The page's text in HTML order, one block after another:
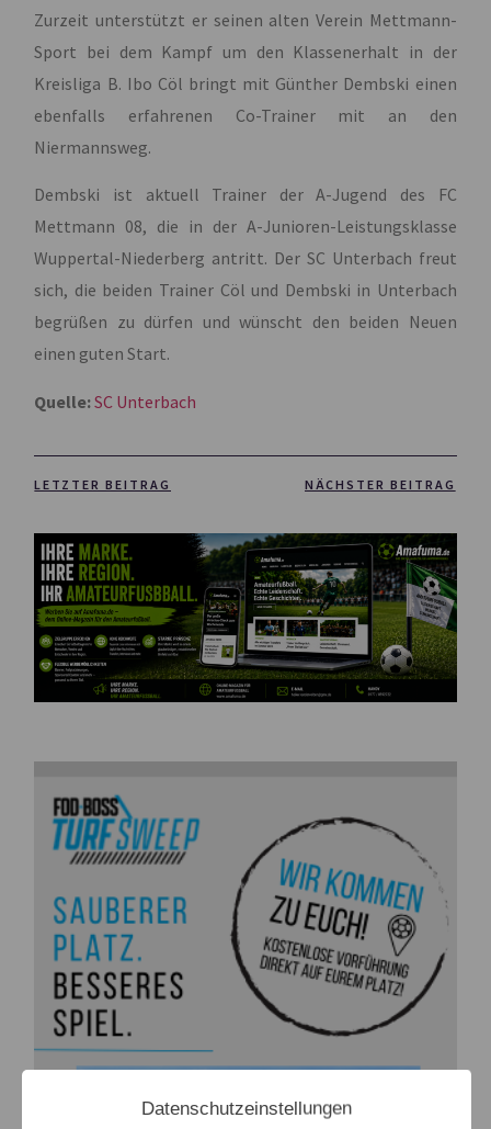
Zurzeit unterstützt er seinen alten Verein Mettmann-
Sport bei dem Kampf um den Klassenerhalt in der
Kreisliga B. Ibo Cöl bringt mit Günther Dembski einen
ebenfalls erfahrenen Co-Trainer mit an den
Niermannsweg.
Dembski ist aktuell Trainer der A-Jugend des FC
Mettmann 08, die in der A-Junioren-Leistungsklasse
Wuppertal-Niederberg antritt. Der SC Unterbach freut
sich, die beiden Trainer Cöl und Dembski in Unterbach
begrüßen zu dürfen und wünscht den beiden Neuen
einen guten Start.
Quelle:SC Unterbach
LETZTER BEITRAG NÄCHSTER BEITRAG
Datenschutzeinstellungen